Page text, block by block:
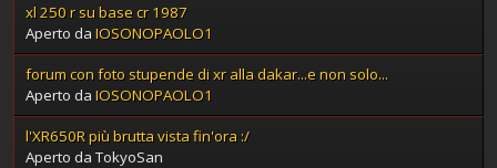
xl 250 r su base cr 1987
Aperto da IOSONOPAOLO1
forum con foto stupende di xr alla dakar...e non solo...
Aperto da IOSONOPAOLO1
l'XR650R più brutta vista fin'ora :/
Aperto da TokyoSan